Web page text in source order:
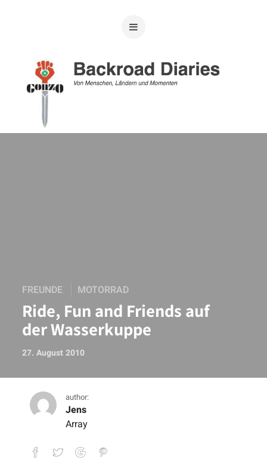
FREUNDE MOTORRAD
Ride, Fun and Friends auf
der Wasserkuppe
27. August 2010
author:
Jens
Array